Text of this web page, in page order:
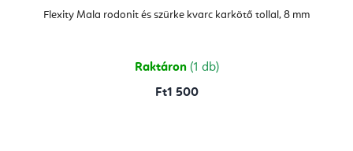
Flexity Mala rodonit és szürke kvarc karkötő tollal, 8 mm
Raktáron (1 db)
Ft1 500